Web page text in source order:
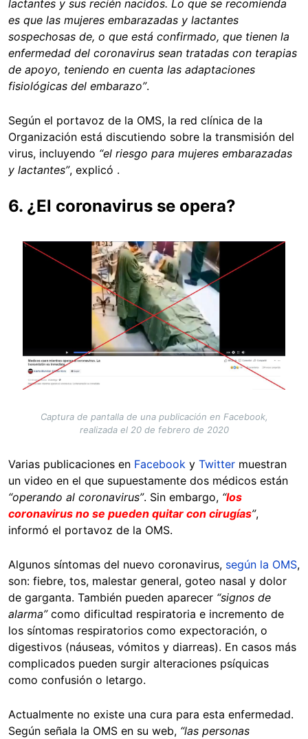
lactantes y sus recién nacidos. Lo que se recomienda
es que las mujeres embarazadas y lactantes
sospechosas de, o que está confirmado, que tienen la
enfermedad del coronavirus sean tratadas con terapias
de apoyo, teniendo en cuenta las adaptaciones
fisiológicas del embarazo”.
Según el portavoz de la OMS, la red clínica de la
Organización está discutiendo sobre la transmisión del
virus, incluyendo “el riesgo para mujeres embarazadas
y lactantes”, explicó .
6. ¿El coronavirus se opera?
Image
Captura de pantalla de una publicación en Facebook,
realizada el 20 de febrero de 2020
Varias publicaciones en Facebook y Twitter muestran
un video en el que supuestamente dos médicos están
“operando al coronavirus”. Sin embargo, “los
coronavirus no se pueden quitar con cirugías”,
informó el portavoz de la OMS.
Algunos síntomas del nuevo coronavirus, según la OMS,
son: fiebre, tos, malestar general, goteo nasal y dolor
de garganta. También pueden aparecer “signos de
alarma”como dificultad respiratoria e incremento de
los síntomas respiratorios como expectoración, o
digestivos (náuseas, vómitos y diarreas). En casos más
complicados pueden surgir alteraciones psíquicas
como confusión o letargo.
Actualmente no existe una cura para esta enfermedad.
Según señala la OMS en su web, “las personas